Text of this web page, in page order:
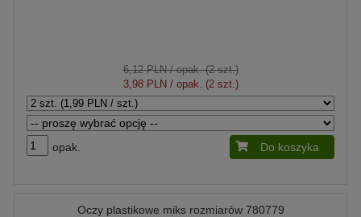
6,12 PLN/ opak. (2 szt.)
3,98 PLN/ opak. (2 szt.)
opak. Do koszyka
Oczy plastikowe miks rozmiarów 780779